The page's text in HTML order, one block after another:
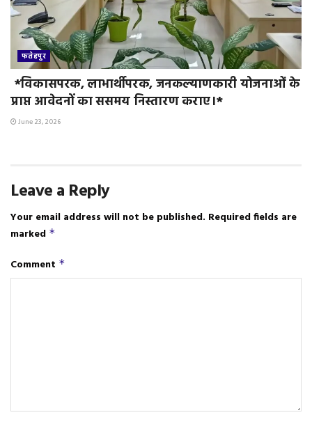
फतेहपुर
*विकासपरक, लाभार्थीपरक, जनकल्याणकारी योजनाओं के
प्राप्त आवेदनों का ससमय निस्तारण कराए।*
June 23, 2026
Leave a Reply
Your email address will not be published. Required fields are
marked *
Comment *